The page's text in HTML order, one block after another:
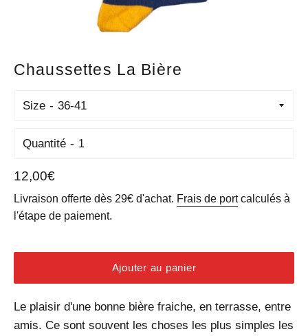
Chaussettes La Bière
Size
Quantité
Prix
régulier
12,00€
Livraison offerte dès 29€ d'achat. Frais de portcalculés à
l'étape de paiement.
Ajouter au panier
Le plaisir d'une bonne bière fraiche, en terrasse, entre
amis. Ce sont souvent les choses les plus simples les